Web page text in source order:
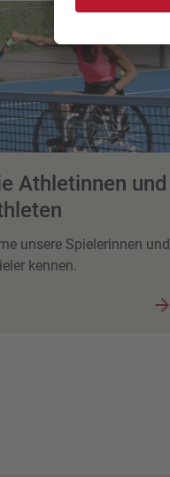
Athletinnen und
unsere Spielerinnen und
kennen.